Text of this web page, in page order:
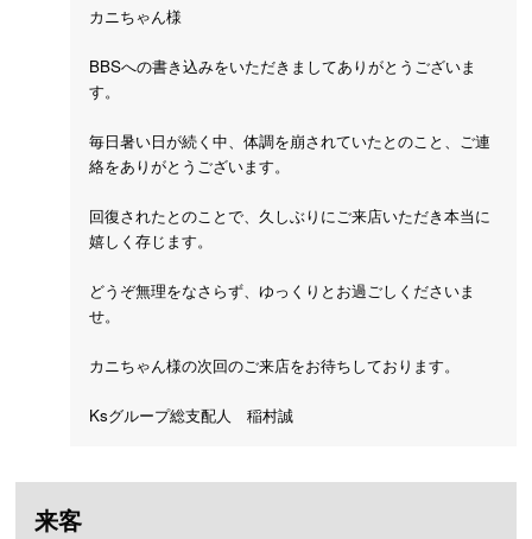
カニちゃん様
BBSへの書き込みをいただきましてありがとうございま
す。
毎日暑い日が続く中、体調を崩されていたとのこと、ご連
絡をありがとうございます。
回復されたとのことで、久しぶりにご来店いただき本当に
嬉しく存じます。
どうぞ無理をなさらず、ゆっくりとお過ごしくださいま
せ。
カニちゃん様の次回のご来店をお待ちしております。
Ksグループ総支配人 稲村誠
来客